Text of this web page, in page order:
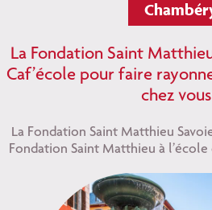
La Fondation Saint
Caf’école pour faire
chez
La Fondation Saint Matthieu
Fondation Saint Matthieu à l’école